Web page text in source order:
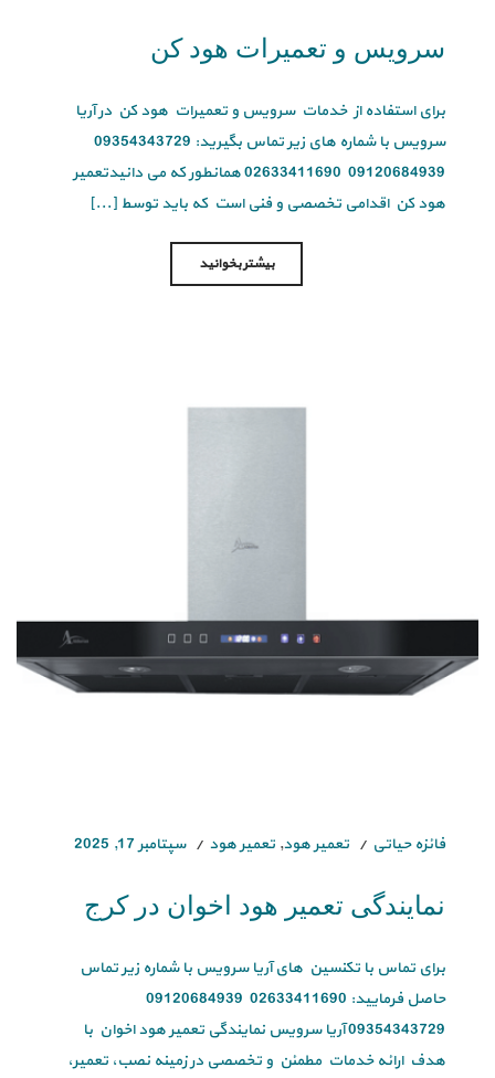
سرویس و تعمیرات هود کن
برای استفاده از خدمات سرویس و تعمیرات هود کن در آریا
09120684939 02633411690 همانطور که می دانیدتعمیر
هود کن اقدامی تخصصی و فنی است که باید توسط [...]
بیشتر بخوانید
فائزه حیاتی تعمیر هود, تعمیر هود سپتامبر 17, 2025
نمایندگی تعمیر هود اخوان در کرج
برای تماس با تکنسین های آریا سرویس با شماره زیر تماس
09354343729 آریا سرویس نمایندگی تعمیر هود اخوان با
هدف ارائه خدمات مطمئن و تخصصی در زمینه نصب، تعمیر،